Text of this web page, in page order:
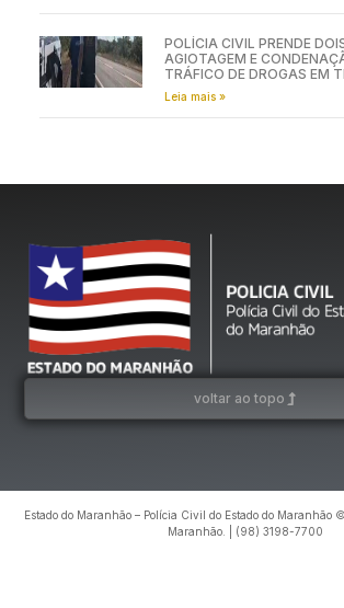
POLÍCIA CIVIL PRENDE
AGIOTAGEM E
TRÁFICO DE DROGAS EM
Leia mais »
voltar ao topo
Estado do Maranhão – Polícia Civil do Estado do Maranhão
Maranhão. | (98) 3198-7700